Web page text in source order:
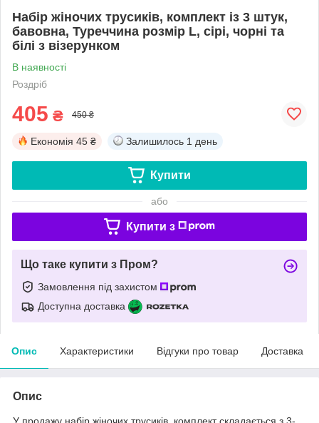
Набір жіночих трусиків, комплект із 3 штук,
бавовна, Туреччина розмір L, сірі, чорні та
білі з візерунком
В наявності
Роздріб
405 ₴ 450 ₴
Економія 45 ₴ Залишилось 1 день
Купити
або
Купити з
Що таке купити з Пром?
Замовлення під захистом
Доступна доставка
Опис Характеристики Відгуки про товар Доставка
Опис
У продажу набір жіночих трусиків, комплект складається з 3-